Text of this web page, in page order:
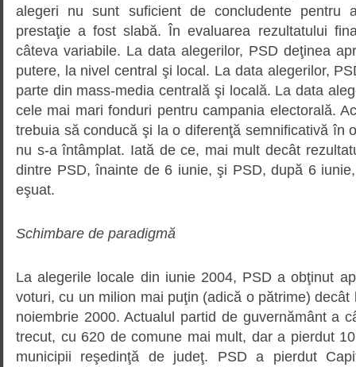
alegeri nu sunt suficient de concludente pentru
prestaţie a fost slabă. În evaluarea rezultatului
câteva variabile. La data alegerilor, PSD deţinea
putere, la nivel central şi local. La data alegerilor,
parte din mass-media centrală şi locală. La data
cele mai mari fonduri pentru campania electorală.
trebuia să conducă şi la o diferenţă semnificativă în
nu s-a întâmplat. Iată de ce, mai mult decât
dintre PSD, înainte de 6 iunie, şi PSD, după 6
eşuat.
Schimbare de paradigmă
La alegerile locale din iunie 2004, PSD a obţinut
voturi, cu un milion mai puţin (adică o pătrime)
noiembrie 2000. Actualul partid de guvernământ a
trecut, cu 620 de comune mai mult, dar a pierdut
municipii reşedinţă de judeţ. PSD a pierdut